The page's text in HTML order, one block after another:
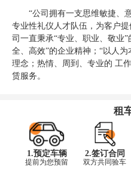
“公司拥有一支思维敏捷、
专业性礼仪人才队伍，为客户
司一直秉承“专业、职业、敬业
全、高效”的企业精神；“以人
理念；热情、周到、专业的 工
赁服务。
租
1.预定车辆
提前为您预留
2.签订合同
双方共同验车